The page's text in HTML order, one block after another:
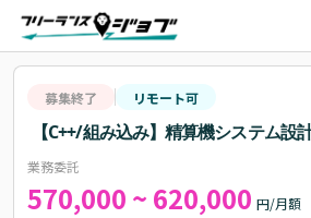
募集終了 リモート可
【C++/組み込み】精算機システム設
業務委託
570,000 ~ 620,000 円/月額